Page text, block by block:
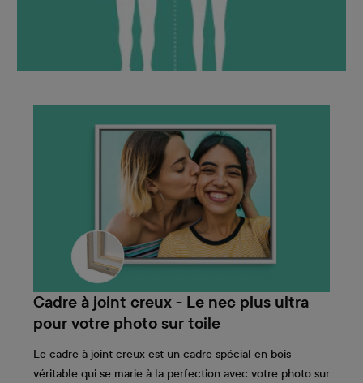
Cadre à joint creux - Le nec plus ultra
pour votre photo sur toile
Le cadre à joint creux est un cadre spécial en bois
véritable qui se marie à la perfection avec votre photo sur